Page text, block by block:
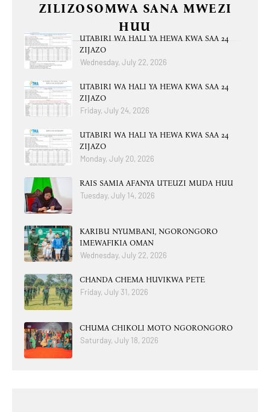
ZILIZOSOMWA SANA MWEZI
HUU
UTABIRI WA HALI YA HEWA KWA SAA 24
ZIJAZO
Wednesday, July 22, 2026
UTABIRI WA HALI YA HEWA KWA SAA 24
ZIJAZO
Friday, July 24, 2026
UTABIRI WA HALI YA HEWA KWA SAA 24
ZIJAZO
Monday, July 20, 2026
RAIS SAMIA AFANYA UTEUZI MUDA HUU
Tuesday, July 14, 2026
KARIBU NYUMBANI, NGORONGORO
IMEWAFIKIA OMAN
Wednesday, July 22, 2026
CHANDA CHEMA HUVIKWA PETE
Friday, July 31, 2026
CHUMA CHIKOLI MOTO NGORONGORO
Saturday, July 18, 2026